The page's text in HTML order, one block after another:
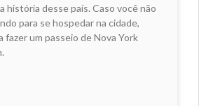
história desse país. Caso você não
para se hospedar na cidade,
fazer um passeio de Nova York